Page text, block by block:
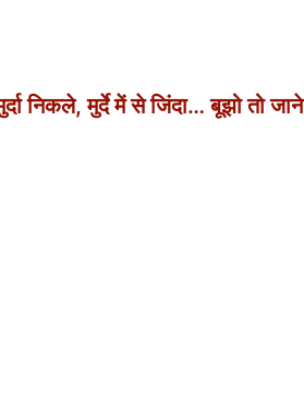
निकले, मुर्दे में से जिंदा… बूझो तो जाने